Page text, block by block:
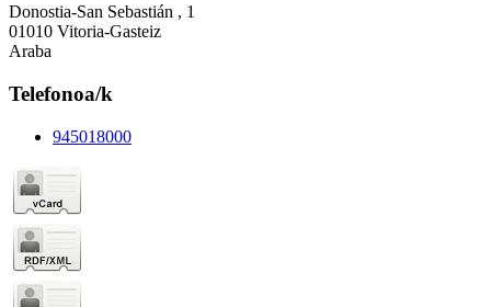
Donostia-San Sebastián , 1
01010 Vitoria-Gasteiz
Araba
Telefonoa/k
945018000